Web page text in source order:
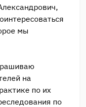
мы
на
по их
по